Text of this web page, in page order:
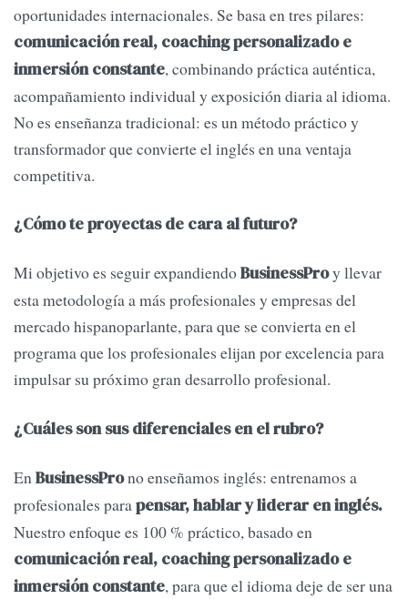
oportunidades internacionales. Se basa en tres pilares:
comunicación real, coaching personalizado e
inmersión constante, combinando práctica auténtica,
acompañamiento individual y exposición diaria al idioma.
No es enseñanza tradicional: es un método práctico y
transformador que convierte el inglés en una ventaja
competitiva.
¿Cómo te proyectas de cara al futuro?
Mi objetivo es seguir expandiendoBusinessProy llevar
esta metodología a más profesionales y empresas del
mercado hispanoparlante, para que se convierta en el
programa que los profesionales elijan por excelencia para
impulsar su próximo gran desarrollo profesional.
¿Cuáles son sus diferenciales en el rubro?
EnBusinessProno enseñamos inglés: entrenamos a
profesionales parapensar, hablar y liderar en inglés.
Nuestro enfoque es 100 % práctico, basado en
comunicación real, coaching personalizado e
inmersión constante, para que el idioma deje de ser una